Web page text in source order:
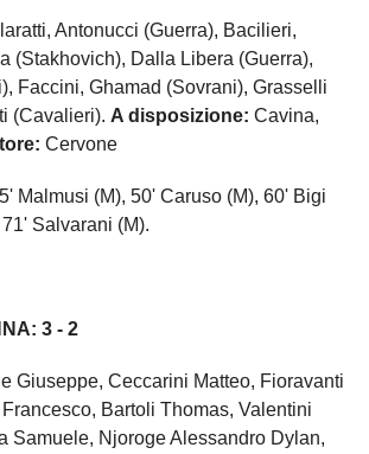
Antonucci (Guerra), Bacilieri,
(Stakhovich), Dalla Libera (Guerra),
Faccini, Ghamad (Sovrani), Grasselli
(Cavalieri). A disposizione: Cavina,
Cervone
Malmusi (M), 50' Caruso (M), 60' Bigi
Salvarani (M).
3 - 2
Giuseppe, Ceccarini Matteo, Fioravanti
Bartoli Thomas, Valentini
Samuele, Njoroge Alessandro Dylan,